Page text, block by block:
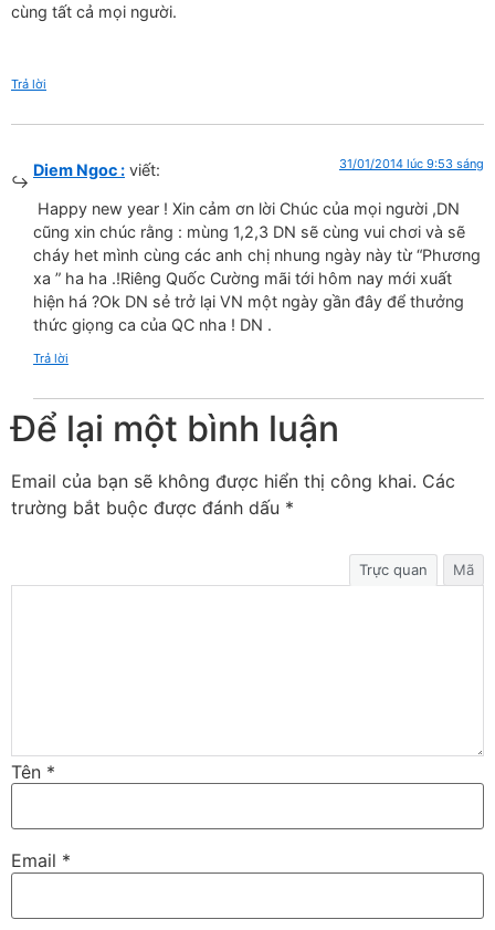
cùng tất cả mọi người.
Trả lời
Diem Ngoc : viết: 31/01/2014 lúc 9:53 sáng
Happy new year ! Xin cảm ơn lời Chúc của mọi người ,DN
cũng xin chúc rằng : mùng 1,2,3 DN sẽ cùng vui chơi và sẽ
cháy het mình cùng các anh chị nhung ngày này từ “Phương
xa ” ha ha .!Riêng Quốc Cường mãi tới hôm nay mới xuất
hiện há ?Ok DN sẻ trở lại VN một ngày gần đây để thưởng
thức giọng ca của QC nha ! DN .
Trả lời
Để lại một bình luận
Email của bạn sẽ không được hiển thị công khai. Các
trường bắt buộc được đánh dấu *
Trực quan Mã
Tên *
Email *